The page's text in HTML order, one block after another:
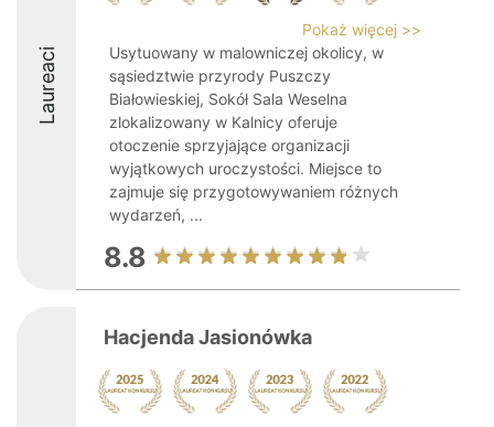
Laureaci
Pokaż więcej >>
Usytuowany w malowniczej okolicy, w
sąsiedztwie przyrody Puszczy
Białowieskiej, Sokół Sala Weselna
zlokalizowany w Kalnicy oferuje
otoczenie sprzyjające organizacji
wyjątkowych uroczystości. Miejsce to
zajmuje się przygotowywaniem różnych
wydarzeń, ...
8.8
Hacjenda Jasionówka